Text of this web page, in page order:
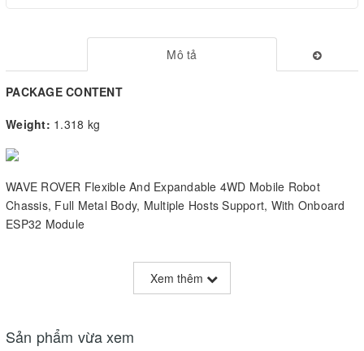
Mô tả
PACKAGE CONTENT
Weight: 1.318 kg
WAVE ROVER Flexible And Expandable 4WD Mobile Robot
Chassis, Full Metal Body, Multiple Hosts Support, With Onboard
ESP32 Module
TheWAVE ROVERis a full metal body 4WD mobile robot chassis,
Xem thêm
Sản phẩm vừa xem